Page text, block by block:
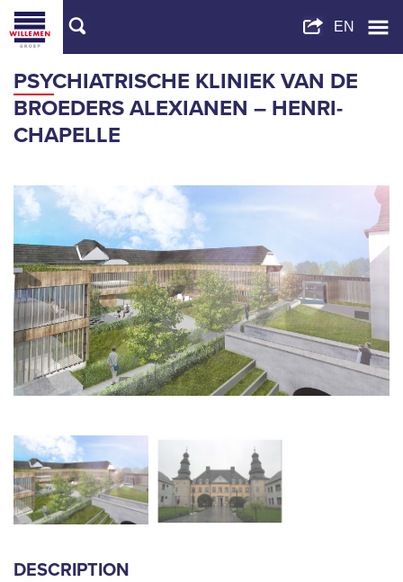
PSYCHIATRISCHE KLINIEK VAN DE
BROEDERS ALEXIANEN – HENRI-
CHAPELLE
DESCRIPTION